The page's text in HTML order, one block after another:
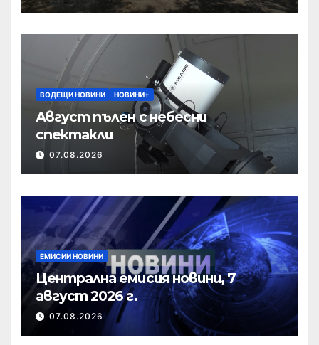
ВОДЕЩИ НОВИНИ НОВИНИ+
Август пълен с небесни
спектакли
07.08.2026
ЕМИСИИ НОВИНИ
Централна емисия новини, 7
август 2026 г.
07.08.2026